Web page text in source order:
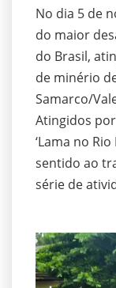
No dia 5 de
do maior
do Brasil,
de minério
Samarco/
Atingidos
‘Lama no
sentido ao
série de